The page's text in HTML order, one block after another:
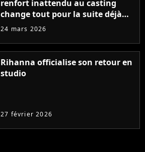
renfort inattendu au casting
change tout pour la suite déjà
très attendue
24 mars 2026
Rihanna officialise son retour en
studio
27 février 2026